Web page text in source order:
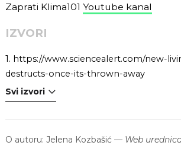
Zaprati Klima101 Youtube kanal
IZVORI
1. https://www.sciencealert.com/new-
destructs-once-its-thrown-away
Svi izvori
O autoru: Jelena Kozbašić — Web